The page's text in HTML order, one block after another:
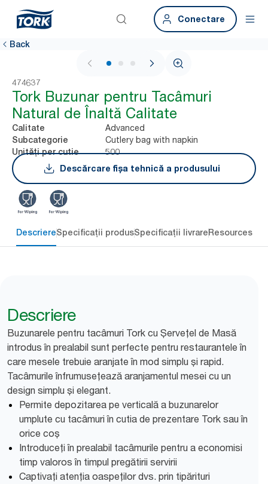
Conectare
Back
1 / 3
474637
Tork Buzunar pentru Tacâmuri
Natural de Înaltă Calitate
Calitate Advanced
Subcategorie Cutlery bag with napkin
Unități per cutie
500
Descărcare fișa tehnică a produsului
DescriereSpecificații produsSpecificații livrareResources
Descriere
Buzunarele pentru tacâmuri Tork cu Șervețel de Masă
introdus în prealabil sunt perfecte pentru restaurantele în
care mesele trebuie aranjate în mod simplu și rapid.
Tacâmurile înfrumusețează aranjamentul mesei cu un
design simplu și elegant.
Permite depozitarea pe verticală a buzunarelor
umplute cu tacâmuri în cutia de prezentare Tork sau în
orice coș
Introduceți în prealabil tacâmurile pentru a economisi
timp valoros în timpul pregătirii servirii
Captivați atenția oaspeților dvs. prin tipărituri